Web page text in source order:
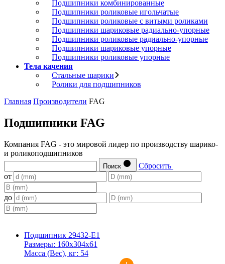
Подшипники комбинированные
Подшипники роликовые игольчатые
Подшипники роликовые с витыми роликами
Подшипники шариковые радиально-упорные
Подшипники роликовые радиально-упорные
Подшипники шариковые упорные
Подшипники роликовые упорные
Тела качения
Стальные шарики
Ролики для подшипников
Главная Производители FAG
Подшипники FAG
Компания FAG - это мировой лидер по производству шарико-
и роликоподшипников
Поиск
Сбросить
от
до
Подшипник 29432-Е1
Размеры: 160x304x61
Масса (Вес), кг: 54